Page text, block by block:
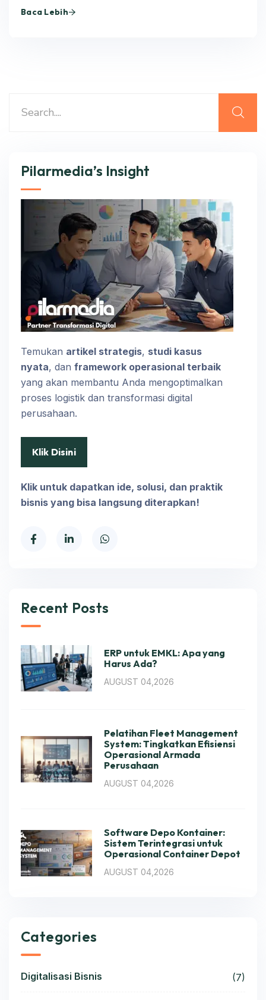
Baca Lebih
Pilarmedia’s Insight
Temukan artikel strategis, studi kasus
nyata, dan framework operasional terbaik
yang akan membantu Anda mengoptimalkan
proses logistik dan transformasi digital
perusahaan.
Klik Disini
Klik untuk dapatkan ide, solusi, dan praktik
bisnis yang bisa langsung diterapkan!
Recent Posts
ERP untuk EMKL: Apa yang
Harus Ada?
AUGUST 04,2026
Pelatihan Fleet Management
System: Tingkatkan Efisiensi
Operasional Armada
Perusahaan
AUGUST 04,2026
Software Depo Kontainer:
Sistem Terintegrasi untuk
Operasional Container Depot
AUGUST 04,2026
Categories
Digitalisasi Bisnis (7)